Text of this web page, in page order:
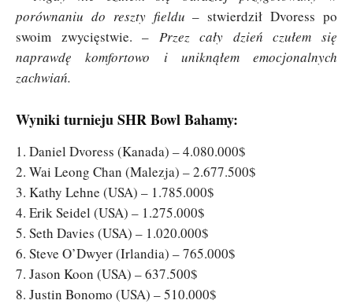
porównaniu do reszty fieldu – stwierdził Dvoress po
swoim zwycięstwie. – Przez cały dzień czułem się
naprawdę komfortowo i uniknąłem emocjonalnych
zachwiań.
Wyniki turnieju SHR Bowl Bahamy:
1. Daniel Dvoress (Kanada) – 4.080.000$
2. Wai Leong Chan (Malezja) – 2.677.500$
3. Kathy Lehne (USA) – 1.785.000$
4. Erik Seidel (USA) – 1.275.000$
5. Seth Davies (USA) – 1.020.000$
6. Steve O’Dwyer (Irlandia) – 765.000$
7. Jason Koon (USA) – 637.500$
8. Justin Bonomo (USA) – 510.000$